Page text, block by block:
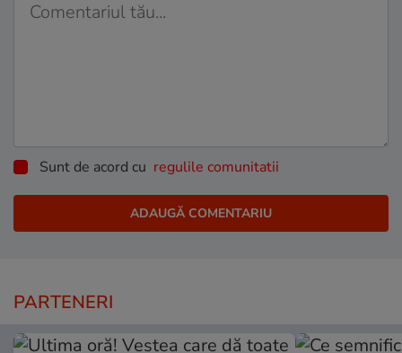
Sunt de acord cu regulile comunitatii
PARTENERI